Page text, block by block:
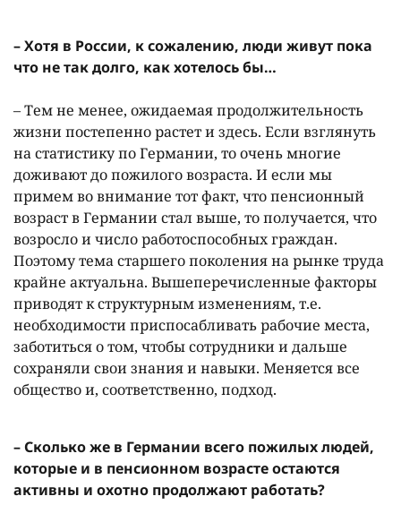
– Хотя в России, к сожалению, люди живут пока
что не так долго, как хотелось бы…
– Тем не менее, ожидаемая продолжительность
жизни постепенно растет и здесь. Если взглянуть
на статистику по Германии, то очень многие
доживают до пожилого возраста. И если мы
примем во внимание тот факт, что пенсионный
возраст в Германии стал выше, то получается, что
возросло и число работоспособных граждан.
Поэтому тема старшего поколения на рынке труда
крайне актуальна. Вышеперечисленные факторы
приводят к структурным изменениям, т.е.
необходимости приспосабливать рабочие места,
заботиться о том, чтобы сотрудники и дальше
сохраняли свои знания и навыки. Меняется все
общество и, соответственно, подход.
– Сколько же в Германии всего пожилых людей,
которые и в пенсионном возрасте остаются
активны и охотно продолжают работать?